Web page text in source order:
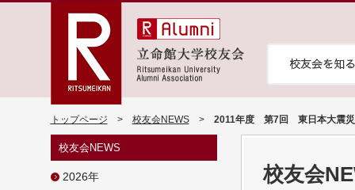
トップページ > 校友会NEWS> 2011年度 第7回 東日本大震災
校友会NEWS
2026年
校友会